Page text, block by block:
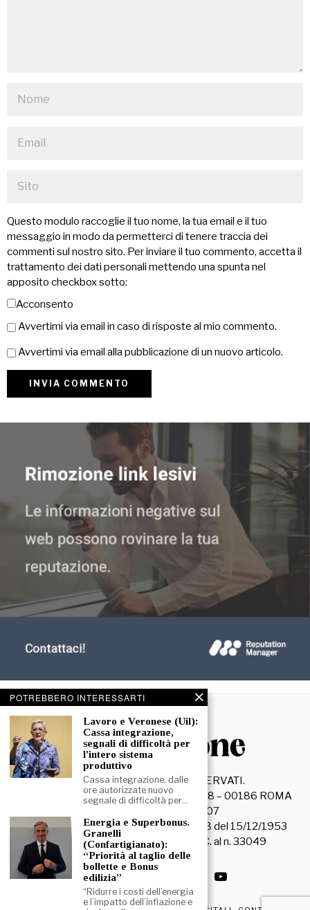
Questo modulo raccoglie il tuo nome, la tua email e il tuo
messaggio in modo da permetterci di tenere traccia dei
commenti sul nostro sito. Per inviare il tuo commento, accetta il
trattamento dei dati personali mettendo una spunta nel
apposito checkbox sotto:
Acconsento
Avvertimi via email in caso di risposte al mio commento.
Avvertimi via email alla pubblicazione di un nuovo articolo.
© 2026- TUTTI I DIRITTI RISERVATI.
La Discussione S.r.l. – Piazza Capranica, 78 – 00186 ROMA
C.F. e P. IVA 15045971007
Registrazione Tribunale di Roma n. 3628 del 15/12/1953
La società editrice è iscritta al R.O.C. al n. 33049
POTREBBERO INTERESSARTI
Lavoro e Veronese (Uil):
Cassa integrazione,
segnali di difficoltà per
l’intero sistema
produttivo
Cassa integrazione, dalle
ore autorizzate nuovo
segnale di difficoltà per…
Energia e Superbonus.
Granelli
(Confartigianato):
“Priorità al taglio delle
bollette e Bonus
edilizia”
“Ridurre i costi dell’energia
e l’impatto dell’inflazione e